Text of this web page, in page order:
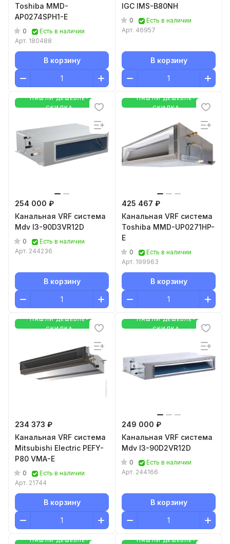
Toshiba MMD-
AP0274SPH1-E
0
Есть в наличии
Арт. 180488
В корзину
IGC IMS-B80NH
0
Есть в наличии
Арт. 46957
В корзину
НАШЛИ ДЕШЕВЛЕ-
СКИДКА
254 000 ₽
Канальная VRF система
Mdv I3-90D3VR12D
0
Есть в наличии
Арт. 244236
В корзину
НАШЛИ ДЕШЕВЛЕ-
СКИДКА
425 467 ₽
Канальная VRF система
Toshiba MMD-UP0271HP-
E
0
Есть в наличии
Арт. 199963
В корзину
НАШЛИ ДЕШЕВЛЕ-
СКИДКА
234 373 ₽
Канальная VRF система
Mitsubishi Electric PEFY-
P80 VMA-E
0
Есть в наличии
Арт. 21744
В корзину
НАШЛИ ДЕШЕВЛЕ-
СКИДКА
249 000 ₽
Канальная VRF система
Mdv I3-90D2VR12D
0
Есть в наличии
Арт. 244166
В корзину
НАШЛИ ДЕШЕВЛЕ- НАШЛИ ДЕШЕВЛЕ-